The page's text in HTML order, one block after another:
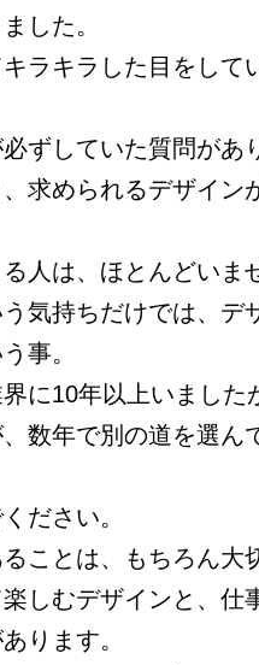
した。
ラキラした目をして
ずしていた質問があ
、求められるデザイン
人は、ほとんどいま
気持ちだけでは、デ
事。
に10年以上いました
数年で別の道を選ん
ださい。
ことは、もちろん大
しむデザインと、仕
ります。